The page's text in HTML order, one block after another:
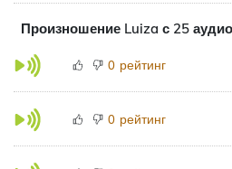
Произношение Luiza с 25
0 рейтинг
0 рейтинг